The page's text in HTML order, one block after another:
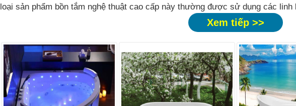
loại sản phẩm bồn tắm nghệ thuật cao cấp này thường được sử dụng các linh
Xem tiếp >>